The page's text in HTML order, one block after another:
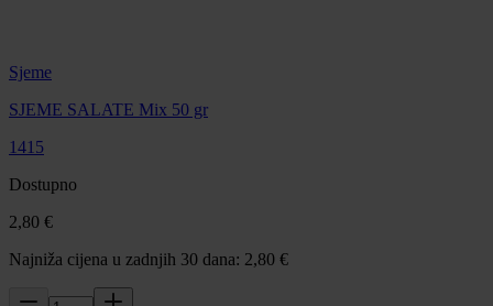
Sjeme
SJEME SALATE Mix 50 gr
1415
Dostupno
2,80 €
Najniža cijena u zadnjih 30 dana: 2,80 €